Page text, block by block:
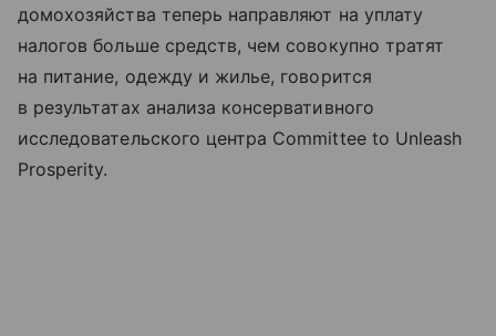
домохозяйства теперь направляют на уплату
налогов больше средств, чем совокупно тратят
на питание, одежду и жилье, говорится
в результатах анализа консервативного
исследовательского центра Committee to Unleash
Prosperity.